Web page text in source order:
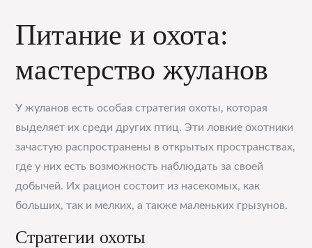
Питание и охота:
мастерство жуланов
У жуланов есть особая стратегия охоты, которая
выделяет их среди других птиц. Эти ловкие охотники
зачастую распространены в открытых пространствах,
где у них есть возможность наблюдать за своей
добычей. Их рацион состоит из насекомых, как
больших, так и мелких, а также маленьких грызунов.
Стратегии охоты